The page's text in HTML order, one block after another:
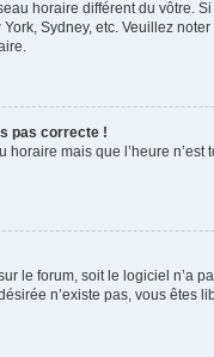
horaire différent du
Sydney, etc. Veuillez
pas correcte !
mais que l’heure
le forum, soit le logiciel n’a
n’existe pas, vous êtes